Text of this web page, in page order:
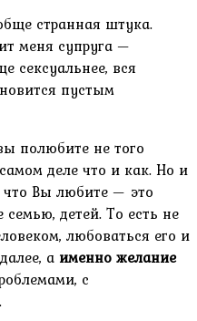
странная штука.
меня супруга —
сексуальнее, вся
пустым
полюбите не того
деле что и как. Но и
что Вы любите — это
семью, детей. То есть не
любоваться его и
а именно желание
с